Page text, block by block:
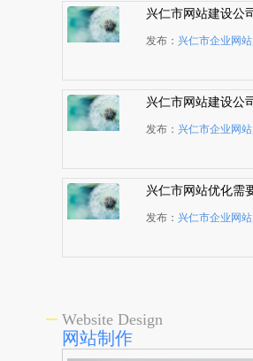
兴仁市网站建设公
发布：兴仁市企业网
兴仁市网站建设公
发布：兴仁市企业网
兴仁市网站优化需
发布：兴仁市企业网
Website Design
网站制作